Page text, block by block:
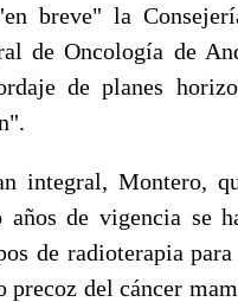
breve" la
de Oncología de
de planes
integral, Montero,
años de vigencia se
de radioterapia
precoz del cáncer